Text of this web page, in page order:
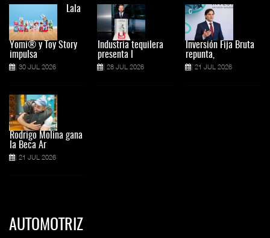
Lala
Yomi® y Toy Story
impulsa
30 JUL 2026
Rodrigo Molina gana
la Beca Ar
21 JUL 2026
Industria tequilera
presenta l
28 JUL 2026
Inversión Fija Bruta
repunta,
21 JUL 2026
AUTOMOTRIZ